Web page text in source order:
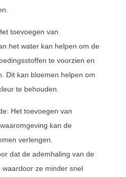
toevoegen van
het water kan helpen om de
te voorzien en
Dit kan bloemen helpen om
te behouden.
Het toevoegen van
kan de
verlengen.
dat de ademhaling van de
ze minder snel